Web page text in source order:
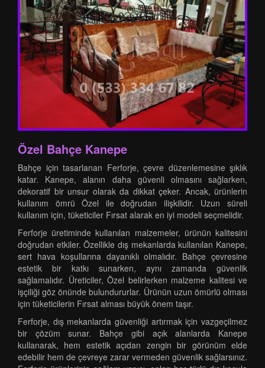
Özel Bahçe Kanepe
Bahçe için tasarlanan Ferforje, çevre düzenlemesine şıklık
katar. Kanepe, alanın daha güvenli olmasını sağlarken,
dekoratif bir unsur olarak da dikkat çeker. Ancak, ürünlerin
kullanım ömrü Özel ile doğrudan ilişkilidir. Uzun süreli
kullanım için, tüketiciler Fırsat alarak en iyi modeli seçmelidir.
Ferforje üretiminde kullanılan malzemeler, ürünün kalitesini
doğrudan etkiler. Özellikle dış mekanlarda kullanılan Kanepe,
sert hava koşullarına dayanıklı olmalıdır. Bahçe çevresine
estetik bir katkı sunarken, aynı zamanda güvenlik
sağlamalıdır. Üreticiler, Özel belirlerken malzeme kalitesi ve
işçiliği göz önünde bulundururlar. Ürünün uzun ömürlü olması
için tüketicilerin Fırsat alması büyük önem taşır.
Ferforje, dış mekanlarda güvenliği artırmak için vazgeçilmez
bir çözüm sunar. Bahçe gibi açık alanlarda Kanepe
kullanarak, hem estetik açıdan zengin bir görünüm elde
edebilir hem de çevreye zarar vermeden güvenlik sağlarsınız.